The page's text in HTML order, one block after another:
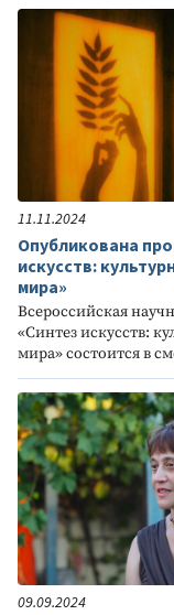
11.11.2024
Опубликована
искусств:
мира»
Всероссийская
«Синтез искусств:
мира» состоится в
09.09.2024